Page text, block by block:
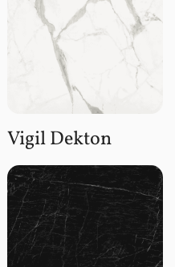
Vigil Dekton